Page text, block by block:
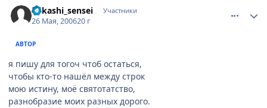
Kakashi_sensei Участники
26 Мая, 200620 г
АВТОР
я пишу для тогоч чтоб остаться,
чтобы кто-то нашёл между строк
мою истину, моё святотатство,
разнобразие моих разных дорого.